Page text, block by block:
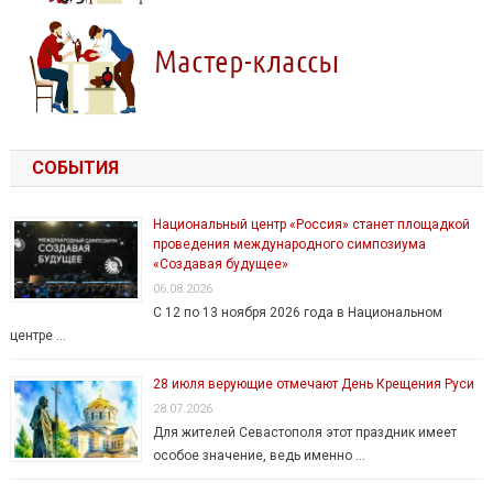
СОБЫТИЯ
Национальный центр «Россия» станет площадкой
проведения международного симпозиума
«Создавая будущее»
06.08.2026
С 12 по 13 ноября 2026 года в Национальном
центре …
28 июля верующие отмечают День Крещения Руси
28.07.2026
Для жителей Севастополя этот праздник имеет
особое значение, ведь именно …